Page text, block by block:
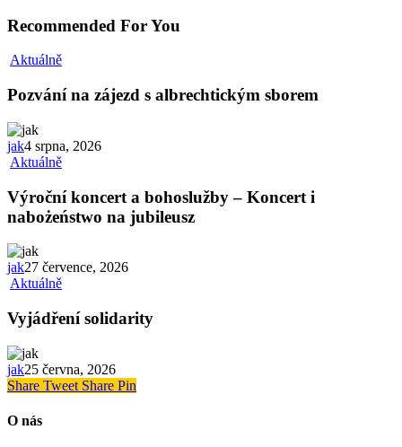
Recommended For You
Aktuálně
Pozvání na zájezd s albrechtickým sborem
jak4 srpna, 2026
Aktuálně
Výroční koncert a bohoslužby – Koncert i
nabożeństwo na jubileusz
jak27 července, 2026
Aktuálně
Vyjádření solidarity
jak25 června, 2026
Share Tweet Share Pin
O nás